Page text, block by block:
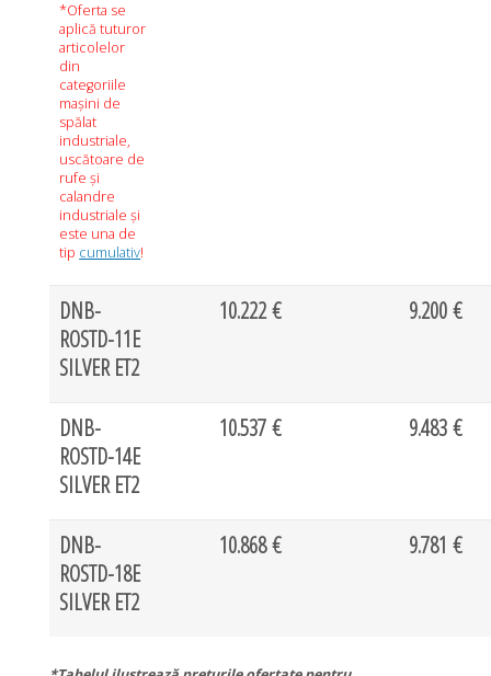
*Oferta se
aplică tuturor
articolelor
din
categoriile
mașini de
spălat
industriale,
uscătoare de
rufe și
calandre
industriale și
este una de
tip cumulativ!
DNB-
ROSTD-11E
SILVER ET2
10.222 € 9.200 €
DNB-
ROSTD-14E
SILVER ET2
10.537 € 9.483 €
DNB-
ROSTD-18E
SILVER ET2
10.868 € 9.781 €